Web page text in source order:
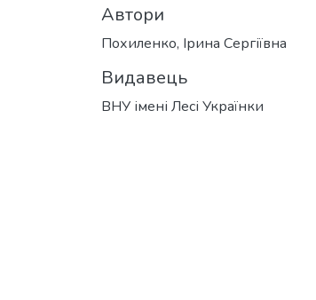
Автори
Похиленко, Ірина Сергіївна
Видавець
ВНУ імені Лесі Українки